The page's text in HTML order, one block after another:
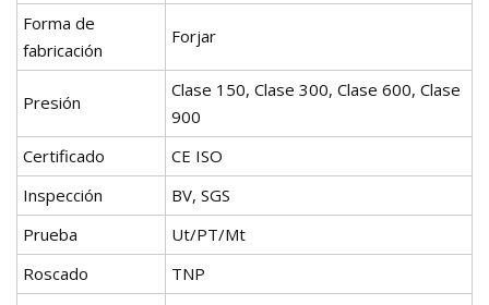
Forma de
fabricación
Forjar
Presión
Clase 150, Clase 300, Clase 600, Clase
900
Certificado
CE ISO
Inspección
BV, SGS
Prueba
Ut/PT/Mt
Roscado
TNP